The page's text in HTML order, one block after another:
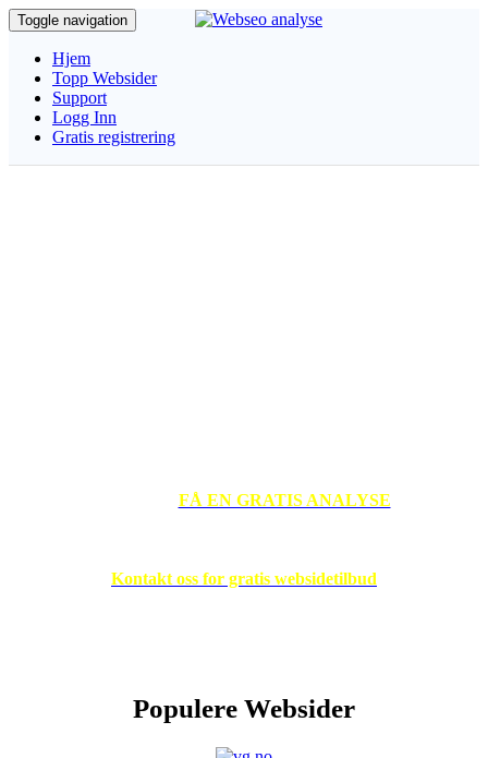
Toggle navigation
Hjem
Topp Websider
Support
Logg Inn
Gratis registrering
FÅ EN GRATIS ANALYSE
Kontakt oss for gratis websidetilbud
Populere Websider